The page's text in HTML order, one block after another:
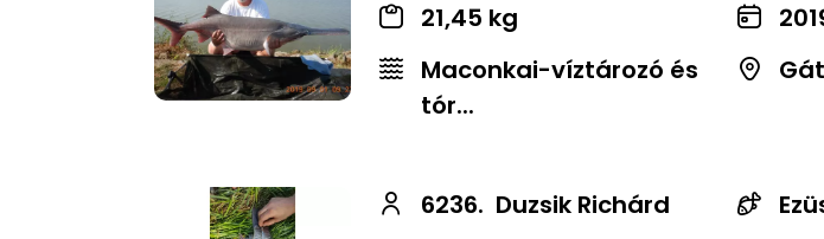
21,45 kg
Maconkai-víztározó és
tór...
6236. Duzsik Richárd